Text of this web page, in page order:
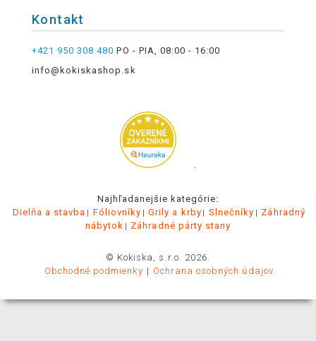
Kontakt
+421 950 308 480 PO - PIA, 08:00 - 16:00
info@kokiskashop.sk
.
Najhľadanejšie kategórie:
Dielňa a stavba
Fóliovníky Grily a krby Slnečníky
Záhradný
nábytok
Záhradné párty stany
© Kokiska, s.r.o. 2026.
Obchodné podmienky
Ochrana osobných údajov